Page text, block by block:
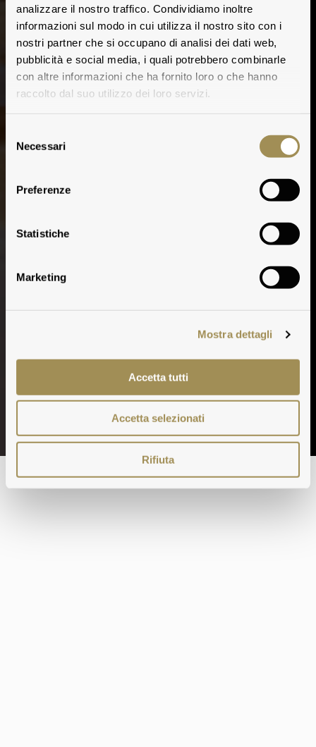
analizzare il nostro traffico. Condividiamo inoltre
informazioni sul modo in cui utilizza il nostro sito con i
nostri partner che si occupano di analisi dei dati web,
pubblicità e social media, i quali potrebbero combinarle
con altre informazioni che ha fornito loro o che hanno
raccolto dal suo utilizzo dei loro servizi.
delNecessari
Preferenze
Statistiche
Marketing
Mostra dettagli
Accetta tutti
Accetta selezionati
Rifiuta